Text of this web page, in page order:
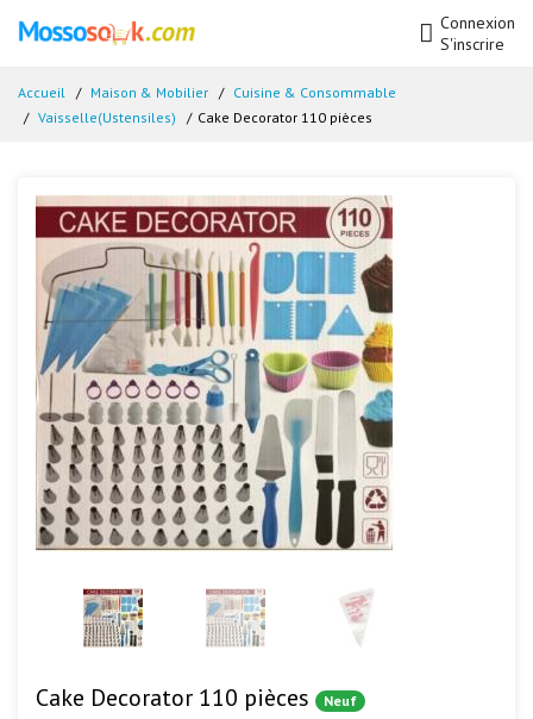
Connexion
S'inscrire
Accueil Maison & Mobilier
Cuisine & Consommable
Vaisselle(Ustensiles)
Cake Decorator 110 pièces
Cake Decorator 110 pièces Neuf